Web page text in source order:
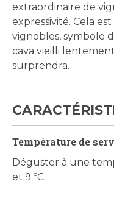
the
images
gallery
extraordinaire de
expressivité. Cela
vignobles, symbole
cava vieilli
surprendra.
Température de
Déguster à une
et 9 ºC